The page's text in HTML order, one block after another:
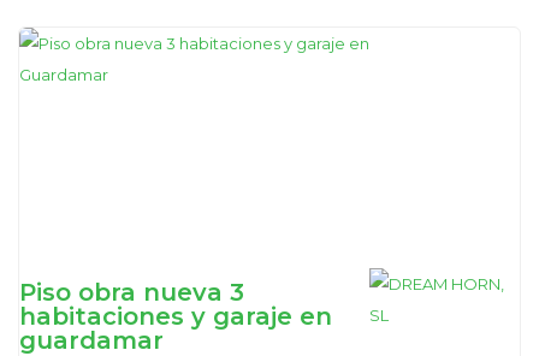
Piso obra nueva 3
habitaciones y garaje en
guardamar